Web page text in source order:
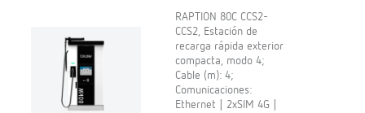
RAPTION 80C CCS2-
CCS2, Estación de
recarga rápida exterior
compacta, modo 4;
Cable (m): 4;
Comunicaciones:
Ethernet | 2xSIM 4G |